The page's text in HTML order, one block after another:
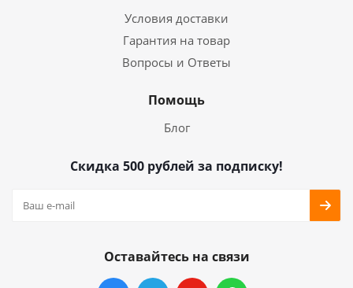
Условия доставки
Гарантия на товар
Вопросы и Ответы
Помощь
Блог
Скидка 500 рублей за подписку!
Оставайтесь на связи